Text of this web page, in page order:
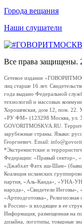
Города вещания
Наши слушатели
Все права защищены.
Сетевое издание
лиц старше 16 лет.
года выдано Федеральной
технологий и массовых
Хорошевская, дом 12, пом. 22.
«РУ ФМ» (123298 Москва, ул.
GOVORITMOSKVA.RU.
зарубежные страны. Языки:
Георгиевич. Email:
*Экстремистские и
Федерации: «Правый сектор»,
«Джабхат Фатх аш-Шам»
Коалиция исламских
партия, «Аль-Каида», «УНА-
народа», «Свидетели Иеговы»,
«Артподготовка», Религиозная
в России» и входящие в ее
Информация, размещенная на
дизайна, логотипы, товарные